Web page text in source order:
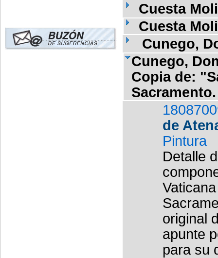
Cuesta
Cuesta
Cunego,
Cunego,
Copia de:
de
Pintura
Detalle
original
apunte
para su